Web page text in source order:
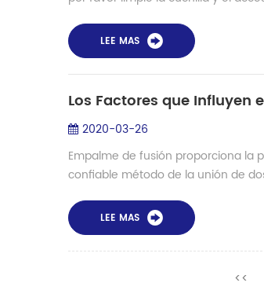
LEE MAS
Los Factores que Influyen
2020-03-26
Empalme de fusión proporciona la
confiable método de la unión de
LEE MAS
<<